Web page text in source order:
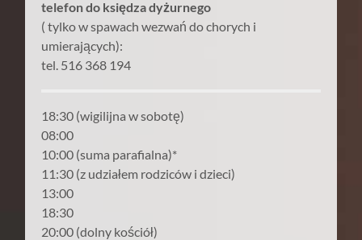
telefon do księdza dyżurnego
( tylko w spawach wezwań do chorych i
umierających):
tel. 516 368 194
18:30 (wigilijna w sobotę)
08:00
10:00 (suma parafialna)*
11:30 (z udziałem rodziców i dzieci)
13:00
18:30
20:00 (dolny kościół)